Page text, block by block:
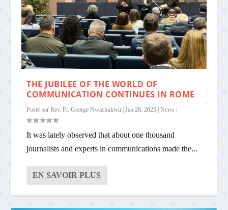
THE JUBILEE OF THE WORLD OF
COMMUNICATION CONTINUES IN ROME
Posté parRev. Fr. George Nwachukwu |Jan 28, 2025 |News |
It was lately observed that about one thousand
journalists and experts in communications made the...
EN SAVOIR PLUS